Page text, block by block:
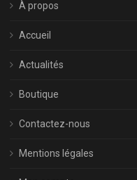
À propos
Accueil
Actualités
Boutique
Contactez-nous
Mentions légales